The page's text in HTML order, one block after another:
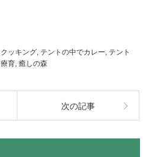
クッキング テントの中でカレー テント
療育 癒しの森
次の記事